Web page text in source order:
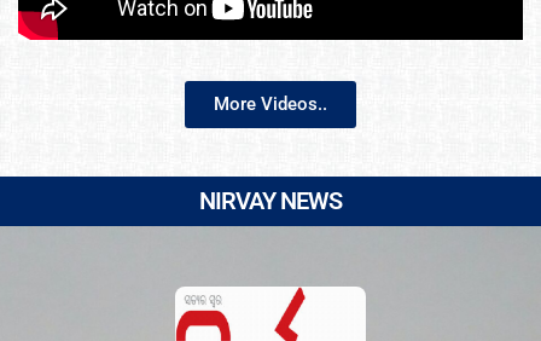
More Videos..
NIRVAY NEWS